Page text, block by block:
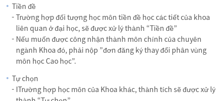
Tiền đề
Trường hợp đối tượng học môn tiền đề học các tiết của khoa
liên quan ở đại học, sẽ được xử lý thành “Tiền đề”
Nếu muốn được công nhận thành môn chính của chuyên
ngành Khoa đó, phải nộp ”đơn đăng ký thay đổi phân vùng
môn học Cao học”.
Tự chọn
ITrường hợp học môn của Khoa khác, thành tích sẽ được xử lý